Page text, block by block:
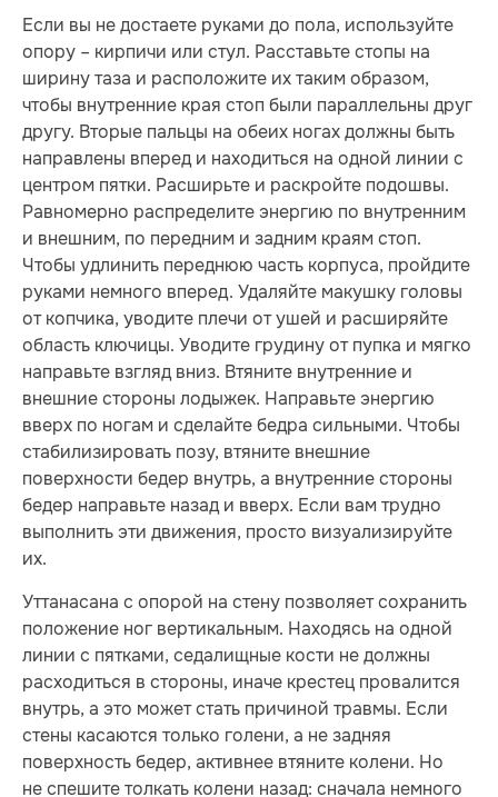
Если вы не достаете руками до пола, используйте
опору – кирпичи или стул. Расставьте стопы на
ширину таза и расположите их таким образом,
чтобы внутренние края стоп были параллельны друг
другу. Вторые пальцы на обеих ногах должны быть
направлены вперед и находиться на одной линии с
центром пятки. Расширьте и раскройте подошвы.
Равномерно распределите энергию по внутренним
и внешним, по передним и задним краям стоп.
Чтобы удлинить перед­нюю часть корпуса, пройдите
руками немного вперед. Удаляйте макушку головы
от копчика, уводите плечи от ушей и расширяйте
область ключицы. Уводите грудину от пупка и мягко
направьте взгляд вниз. Втяните внутренние и
внешние стороны лодыжек. Направьте энергию
вверх по ногам и сделайте бедра сильными. Чтобы
стабилизировать позу, втяните внешние
поверхности бедер внутрь, а внутренние стороны
бедер направьте назад и вверх. Если вам трудно
выполнить эти движения, просто визуализируйте
их.
Уттанасана с опорой на стену позволяет сохранить
положение ног вертикальным. Находясь на одной
линии с пятками, седалищные кости не должны
расходиться в стороны, иначе крестец провалится
внутрь, а это может стать причиной травмы. Если
стены касаются только голени, а не задняя
поверхность бедер, активнее втяните колени. Но
не спешите толкать колени назад: сначала немного